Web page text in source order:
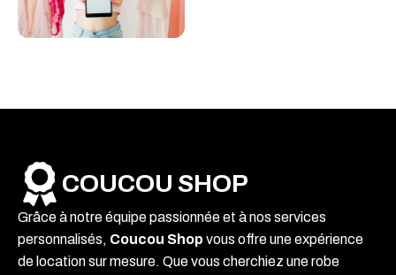
COUCOU SHOP
Grâce à notre équipe passionnée et à nos services
personnalisés, Coucou Shop vous offre une expérience
de location sur mesure. Que vous cherchiez une robe